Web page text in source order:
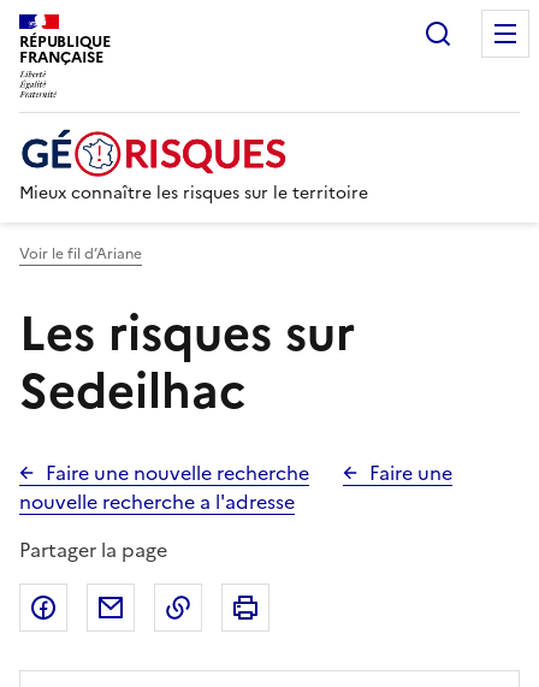
RÉPUBLIQUE
FRANÇAISE
Mieux connaître les risques sur le territoire
Voir le fil d’Ariane
Les risques sur
Sedeilhac
Faire une nouvelle recherche
Faire une
nouvelle recherche a l'adresse
Partager la page
Partager sur Facebook
Partager par emailCopier dans le presse-papier